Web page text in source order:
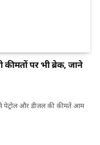
पर भी ब्रेक, जाने
से पेट्रोल और डीजल की कीमतें आम